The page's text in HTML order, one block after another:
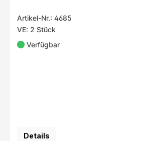
Artikel-Nr.: 4685
VE: 2 Stück
Verfügbar
Details